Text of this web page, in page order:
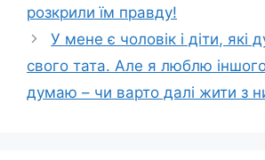
розкрили їм правду!
У мене є чоловік і діти, які
свого тата. Але я люблю
думаю – чи варто далі жити з